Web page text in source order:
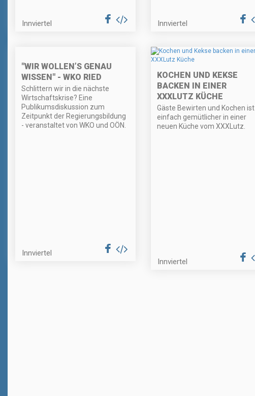
Innviertel Innviertel
"WIR WOLLEN’S GENAU
WISSEN" - WKO RIED
Schlittern wir in die nächste
Wirtschaftskrise? Eine
Publikumsdiskussion zum
Zeitpunkt der Regierungsbildung
- veranstaltet von WKO und OÖN.
Innviertel
KOCHEN UND KEKSE
BACKEN IN EINER
XXXLUTZ KÜCHE
Gäste Bewirten und Kochen ist
einfach gemütlicher in einer
neuen Küche vom XXXLutz.
Innviertel